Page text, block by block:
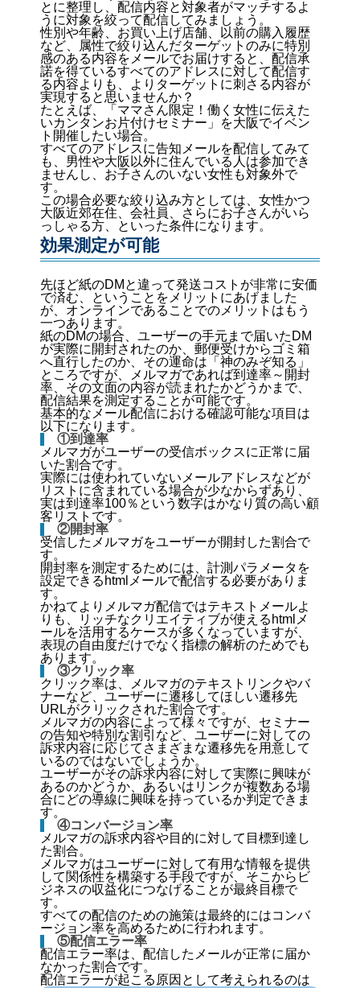
とに整理し、配信内容と対象者がマッチするよ
うに対象を絞って配信してみましょう。
性別や年齢、お買い上げ店舗、以前の購入履歴
など、属性で絞り込んだターゲットのみに特別
感のある内容をメールでお届けすると、配信承
諾を得ているすべてのアドレスに対して配信す
る内容よりも、よりターゲットに刺さる内容が
実現すると思いませんか？
たとえば、「ママさん限定！働く女性に伝えた
いカンタンお片付けセミナー」を大阪でイベン
ト開催したい場合。
すべてのアドレスに告知メールを配信してみて
も、男性や大阪以外に住んでいる人は参加でき
ませんし、お子さんのいない女性も対象外で
す。
この場合必要な絞り込み方としては、女性かつ
大阪近郊在住、会社員、さらにお子さんがいら
っしゃる方、といった条件になります。
効果測定が可能
先ほど紙のDMと違って発送コストが非常に安価
で済む、ということをメリットにあげました
が、オンラインであることでのメリットはもう
一つあります。
紙のDMの場合、ユーザーの手元まで届いたDM
が実際に開封されたのか、郵便受けからゴミ箱
へ直行したのか、その運命は「神のみぞ知る」
ところですが、メルマガであれば到達率～開封
率、その文面の内容が読まれたかどうかまで、
配信結果を測定することが可能です。
基本的なメール配信における確認可能な項目は
以下になります。
①到達率
メルマガがユーザーの受信ボックスに正常に届
いた割合です。
実際には使われていないメールアドレスなどが
リストに含まれている場合が少なからずあり、
実は到達率100％という数字はかなり質の高い顧
客リストです。
②開封率
受信したメルマガをユーザーが開封した割合で
す。
開封率を測定するためには、計測パラメータを
設定できるhtmlメールで配信する必要がありま
す。
かねてよりメルマガ配信ではテキストメールよ
りも、リッチなクリエイティブが使えるhtmlメ
ールを活用するケースが多くなっていますが、
表現の自由度だけでなく指標の解析のためでも
あります。
③クリック率
クリック率は、メルマガのテキストリンクやバ
ナーなど、ユーザーに遷移してほしい遷移先
URLがクリックされた割合です。
メルマガの内容によって様々ですが、セミナー
の告知や特別な割引など、ユーザーに対しての
訴求内容に応じてさまざまな遷移先を用意して
いるのではないでしょうか。
ユーザーがその訴求内容に対して実際に興味が
あるのかどうか、あるいはリンクが複数ある場
合にどの導線に興味を持っているか判定できま
す。
④コンバージョン率
メルマガの訴求内容や目的に対して目標到達し
た割合。
メルマガはユーザーに対して有用な情報を提供
して関係性を構築する手段ですが、そこからビ
ジネスの収益化につなげることが最終目標で
す。
すべての配信のための施策は最終的にはコンバ
ージョン率を高めるために行われます。
⑤配信エラー率
配信エラー率は、配信したメールが正常に届か
なかった割合です。
配信エラーが起こる原因として考えられるのは